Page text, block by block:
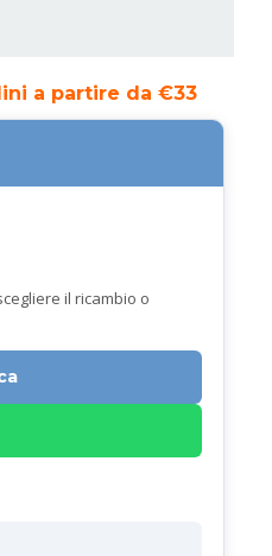
a partire da €33
il ricambio o